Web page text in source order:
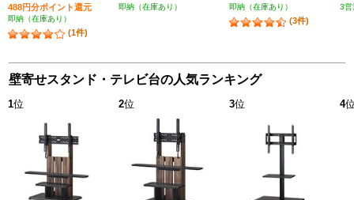
488円分ポイント還元
即納（在庫あり）
(1件)
即納（在庫あり）
即納（在庫あり）
(3件)
3営
壁寄せスタンド・テレビ台の人気ランキング
1位 2位 3位 4